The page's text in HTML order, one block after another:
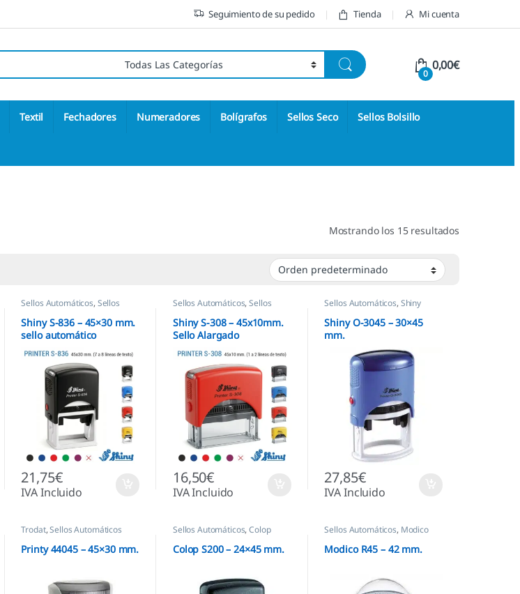
Seguimiento de su pedido Tienda Mi cuenta
0
0,00€
Textil Fechadores Numeradores Bolígrafos Sellos Seco Sellos Bolsillo
Mostrando los 15 resultados
Sellos Automáticos, Sellos
Shiny S-836 – 45×30 mm.
sello automático
rectangular
21,75€
IVA Incluido
Sellos Automáticos,Sellos
Shiny S-308 – 45x10mm.
Sello Alargado
Automático
16,50€
IVA Incluido
Sellos Automáticos, Shiny
Shiny O-3045 – 30×45
mm.
27,85€
IVA Incluido
Trodat,Sellos Automáticos
Printy 44045 – 45×30 mm.
Sellos Automáticos,Colop
Colop S200 – 24×45 mm.
Sellos Automáticos, Modico
Modico R45 – 42 mm.